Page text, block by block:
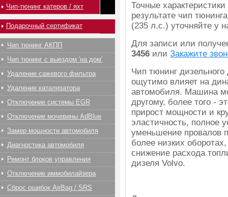
Точные
результате чип
(235 л.с.) уточняйте у
Для записи или
3456 или Закажите
Чип тюнинг
ощутимо влияет на
автомобиля. Машина
другому, более того -
прирост мощности и
эластичность, полное
уменьшение провалов
более низких
снижение расхода
дизеля Volvo.
Чип-тюнинг катеров / яхт
Подарочный сертификат
Чип тюнинг АКПП
Чип тюнинг с выездом 'на дом'
Удаление сажевого фильтра
Удаление катализатора
Отключение системы EGR
Отключение мочевины AdBlue
Замер мощности автомобиля
Диагностика автомобиля
Ремонт блоков управления
Отключение иммобилайзера
Сброс ошибок AirBag / SRS